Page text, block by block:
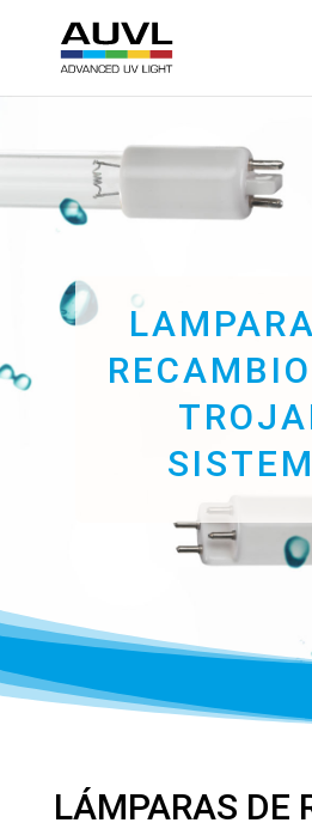
LÁMPARAS DE